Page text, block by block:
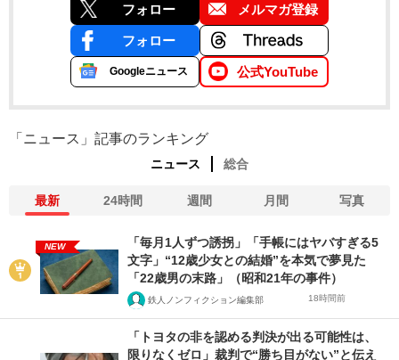
フォロー メルマガ登録
フォロー
Googleニュース 公式YouTube
「ニュース」記事のランキング
ニュース 総合
最新 24時間 週間 月間 写真
NEW
「毎月1人ずつ誘拐」「手帳にはヤバすぎる5
文字」“12歳少女との結婚”を本気で夢見た
「22歳男の末路」（昭和21年の事件）
鉄人ノンフィクション編集部 18時間前
「トヨタの非を認める判決が出る可能性は、
限りなくゼロ」裁判で“勝ち目がない”と伝え